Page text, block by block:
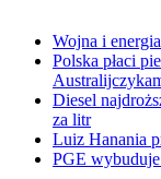
Wojna i
Polska płaci
Diesel
za litr
Luiz Hanania
PGE